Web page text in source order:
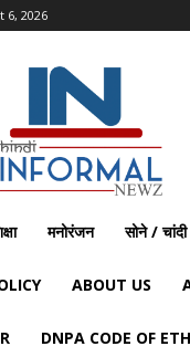
6, 2026
मनोरंजन सोने /
ABOUT US
DNPA CODE OF